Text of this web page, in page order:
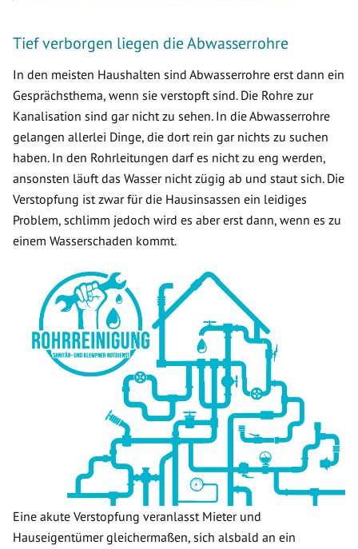
Tief verborgen liegen die Abwasserrohre
In den meisten Haushalten sind Abwasserrohre erst dann ein
Gesprächsthema, wenn sie verstopft sind. Die Rohre zur
Kanalisation sind gar nicht zu sehen. In die Abwasserrohre
gelangen allerlei Dinge, die dort rein gar nichts zu suchen
haben. In den Rohrleitungen darf es nicht zu eng werden,
ansonsten läuft das Wasser nicht zügig ab und staut sich. Die
Verstopfung ist zwar für die Hausinsassen ein leidiges
Problem, schlimm jedoch wird es aber erst dann, wenn es zu
einem Wasserschaden kommt.
Eine akute Verstopfung veranlasst Mieter und
Hauseigentümer gleichermaßen, sich alsbald an ein